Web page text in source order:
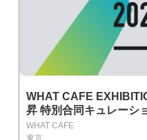
WHAT CAFE
昇 特別合同キュレーシ
WHAT CAFE